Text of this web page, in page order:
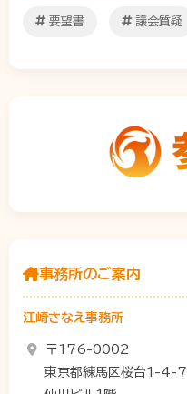
要望書 議会質疑
事務所のご案内
江崎さなえ事務所
〒176-0002
東京都練馬区桜台1-4-7